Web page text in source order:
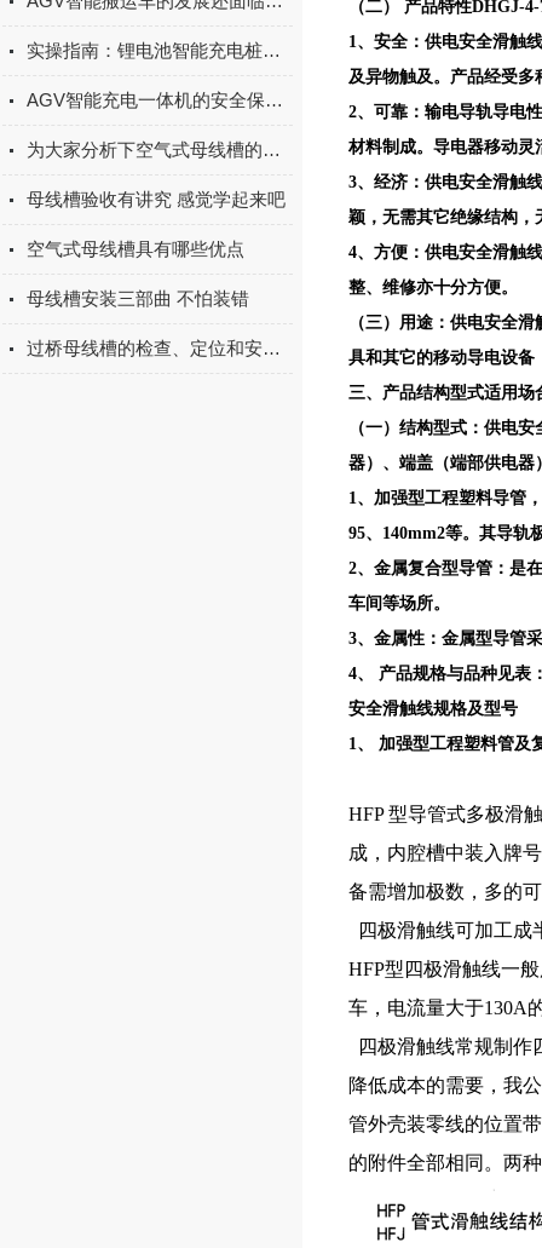
实操指南：锂电池智能充电桩安装使用 —— 接线步骤与故障排查
AGV智能充电一体机的安全保护机制与故障诊断方法
为大家分析下空气式母线槽的储存事项
母线槽验收有讲究 感觉学起来吧
空气式母线槽具有哪些优点
母线槽安装三部曲 不怕装错
过桥母线槽的检查、定位和安全性分析
（二） 产品特性DHGJ-
1、安全：供电安全滑触
及异物触及。产品经受多
2、可靠：输电导轨导电
材料制成。导电器移动灵
3、经济：供电安全滑触
颖，无需其它绝缘结构，
4、方便：供电安全滑触
整、维修亦十分方便。
（三）用途：供电安全
具和其它的移动导电设备
三、产品结构型式适用场
（一）结构型式：供电
器）、端盖（端部供电器
1、加强型工程塑料导管
95、140mm2等。其导轨
2、金属复合型导管：是
车间等场所。
3、金属性：金属型导管
4、 产品规格与品种见表
安全滑触线规格及型号
1、 加强型工程塑料管及
HFP 型导管式多极滑
成，内腔槽中装入牌
备需增加极数，多的
四极滑触线可加工成
HFP型四极滑触线一
车，电流量大于130A
四极滑触线常规制作
降低成本的需要，我
管外壳装零线的位置
的附件全部相同。两